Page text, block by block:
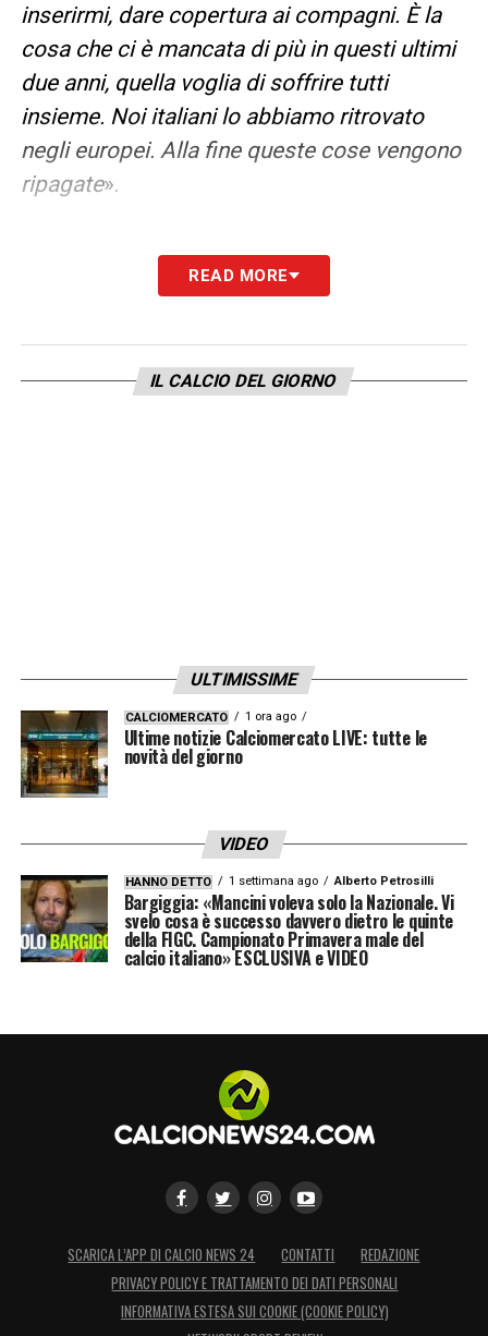
inserirmi, dare copertura ai compagni. È la
cosa che ci è mancata di più in questi ultimi
due anni, quella voglia di soffrire tutti
insieme. Noi italiani lo abbiamo ritrovato
negli europei. Alla fine queste cose vengono
ripagate».
READ MORE
IL CALCIO DEL GIORNO
ULTIMISSIME
CALCIOMERCATO 1 ora ago
Ultime notizie Calciomercato LIVE: tutte le
novità del giorno
VIDEO
HANNO DETTO 1 settimana ago Alberto Petrosilli
Bargiggia: «Mancini voleva solo la Nazionale. Vi
svelo cosa è successo davvero dietro le quinte
della FIGC. Campionato Primavera male del
calcio italiano» ESCLUSIVA e VIDEO
SCARICA L’APP DI CALCIO NEWS 24 CONTATTI
REDAZIONE
PRIVACY POLICY E TRATTAMENTO DEI DATI PERSONALI
INFORMATIVA ESTESA SUI COOKIE (COOKIE POLICY)